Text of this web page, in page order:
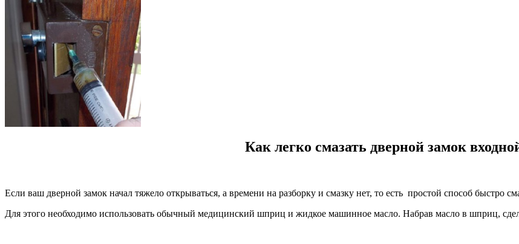
Как легко смазать дверной замок
Если ваш дверной замок начал тяжело открываться, а времени на разборку и смазку нет, то есть простой способ быстро
Для этого необходимо использовать обычный медицинский шприц и жидкое машинное масло. Набрав масло в шприц,